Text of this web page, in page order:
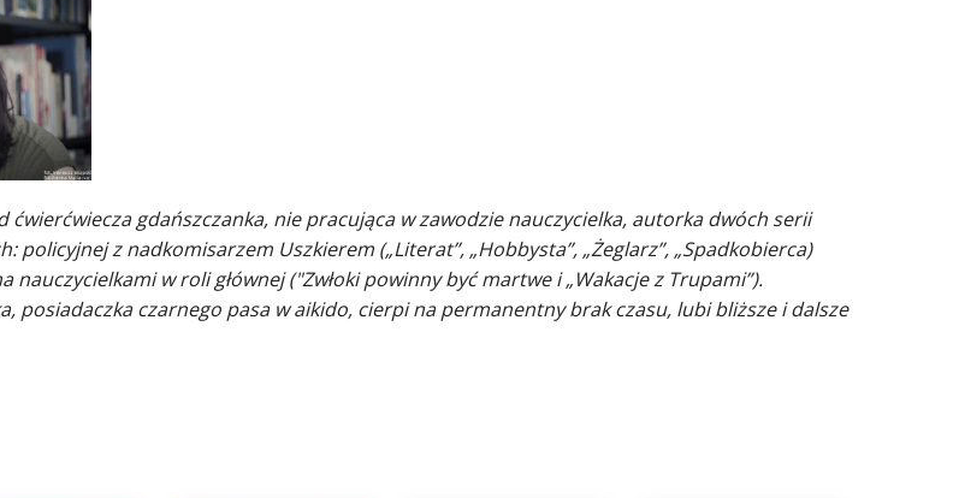
ćwierćwiecza gdańszczanka, nie pracująca w zawodzie nauczycielka, autorka dwóch serii
policyjnej z nadkomisarzem Uszkierem („Literat”, „Hobbysta”, „Żeglarz”, „Spadkobierca)
nauczycielkami w roli głównej ("Zwłoki powinny być martwe i „Wakacje z Trupami”).
posiadaczka czarnego pasa w aikido, cierpi na permanentny brak czasu, lubi bliższe i dalsze